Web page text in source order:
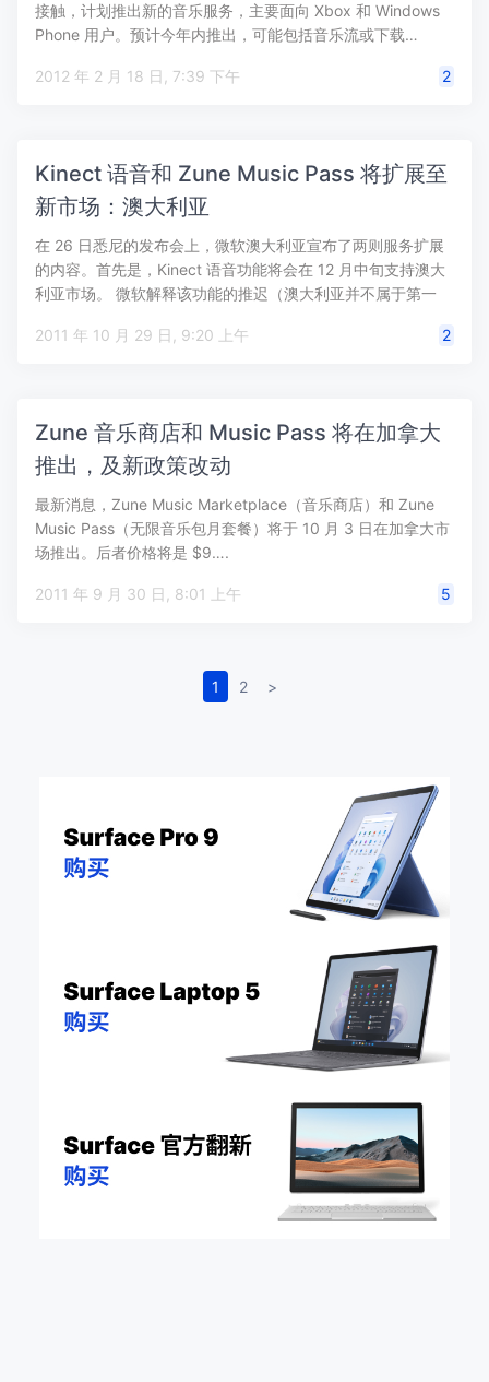
接触，计划推出新的音乐服务，主要面向 Xbox 和 Windows
Phone 用户。预计今年内推出，可能包括音乐流或下载…
2012 年 2 月 18 日, 7:39 下午 2
Kinect 语音和 Zune Music Pass 将扩展至
新市场：澳大利亚
在 26 日悉尼的发布会上，微软澳大利亚宣布了两则服务扩展
的内容。首先是，Kinect 语音功能将会在 12 月中旬支持澳大
利亚市场。 微软解释该功能的推迟（澳大利亚并不属于第一
2011 年 10 月 29 日, 9:20 上午
2
Zune 音乐商店和 Music Pass 将在加拿大
推出，及新政策改动
最新消息，Zune Music Marketplace（音乐商店）和 Zune
Music Pass（无限音乐包月套餐）将于 10 月 3 日在加拿大市
场推出。后者价格将是 $9….
2011 年 9 月 30 日, 8:01 上午 5
1 2 >